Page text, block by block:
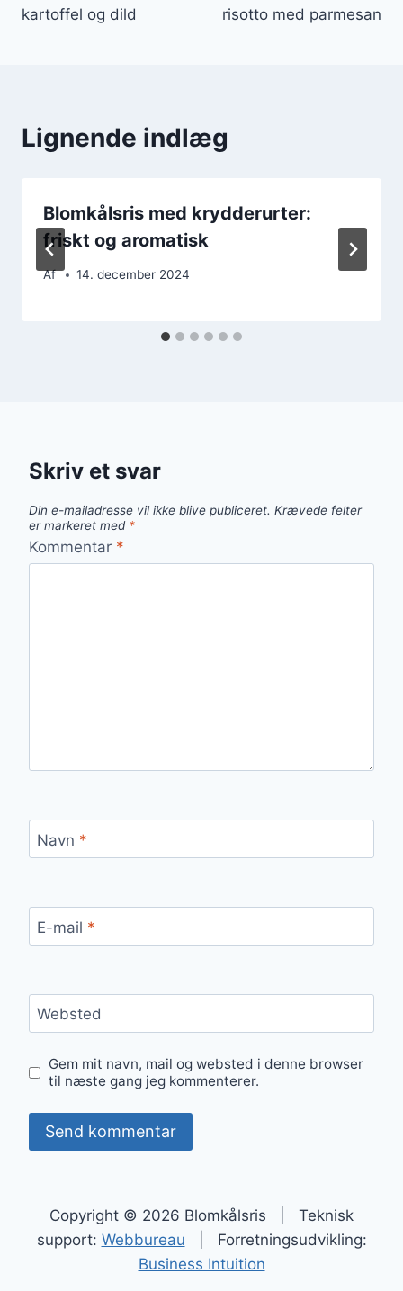
kartoffel og dild
risotto med parmesan
Lignende indlæg
Blomkålsris med krydderurter:
friskt og aromatisk
Af 14. december 2024
Skriv et svar
Din e-mailadresse vil ikke blive publiceret. Krævede felter
er markeret med *
Kommentar *
Navn *
E-mail *
Websted
Gem mit navn, mail og websted i denne browser
til næste gang jeg kommenterer.
Copyright © 2026 Blomkålsris | Teknisk
support: Webbureau | Forretningsudvikling:
Business Intuition